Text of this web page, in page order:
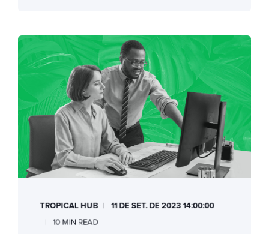
TROPICAL HUB 11 DE SET. DE 2023 14:00:00
10 MIN READ